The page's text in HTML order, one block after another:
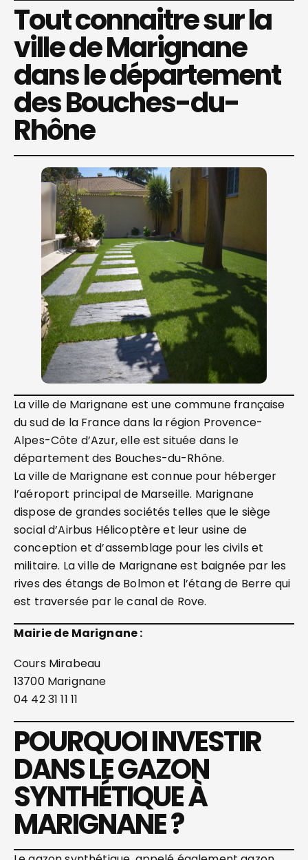
Tout connaitre sur la
ville de Marignane
dans le département
des Bouches-du-
Rhône
La ville de Marignane est une commune française
du sud de la France dans la région Provence-
Alpes-Côte d’Azur, elle est située dans le
département des Bouches-du-Rhône.
La ville de Marignane est connue pour héberger
l’aéroport principal de Marseille. Marignane
dispose de grandes sociétés telles que le siège
social d’Airbus Hélicoptère et leur usine de
conception et d’assemblage pour les civils et
militaire. La ville de Marignane est baignée par les
rives des étangs de Bolmon et l’étang de Berre qui
est traversée par le canal de Rove.
Mairie de Marignane :
Cours Mirabeau
13700 Marignane
04 42 31 11 11
POURQUOI INVESTIR
DANS LE GAZON
SYNTHÉTIQUE À
MARIGNANE ?